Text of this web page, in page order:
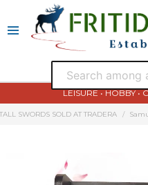
LEISURE • HOBBY
SWORDS SOLD AT TRADERA